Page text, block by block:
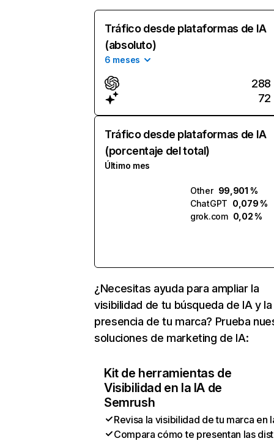
Tráfico desde plataformas de IA
(absoluto)
6 meses
288
72
Tráfico desde plataformas de IA
(porcentaje del total)
Último mes
Other 99,901 %
ChatGPT 0,079 %
grok.com 0,02 %
¿Necesitas ayuda para ampliar la
visibilidad de tu búsqueda de IA y la
presencia de tu marca? Prueba
soluciones de marketing de IA:
Kit de herramientas de
Visibilidad en la IA de
Semrush
Revisa la visibilidad de tu marca en
Compara cómo te presentan las